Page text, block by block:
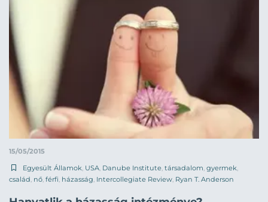
15/05/2015
Egyesült Államok USA Danube Institute társadalom gyermek
család nő férfi házasság Intercollegiate Review Ryan T. Anderson